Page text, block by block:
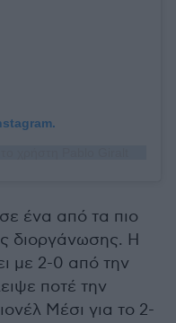
ένα από τα πιο
διοργάνωσης. Η
με 2-0 από την
ποτέ την
Μέσι για το 2-